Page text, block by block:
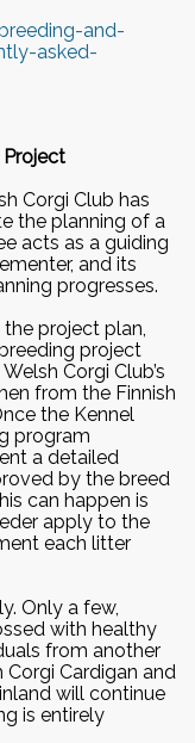
and-
asked-
Corgi Club has
the planning of a
acts as a guiding
and its
progresses.
project plan,
project
Corgi Club’s
from the Finnish
the Kennel
program
a detailed
by the breed
can happen is
apply to the
each litter
Only a few,
with healthy
from another
Cardigan and
will continue
is entirely